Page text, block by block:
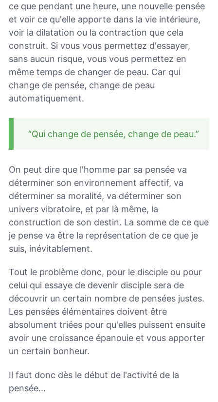
ce que pendant une heure, une nouvelle pensée
et voir ce qu'elle apporte dans la vie intérieure,
voir la dilatation ou la contraction que cela
construit. Si vous vous permettez d'essayer,
sans aucun risque, vous vous permettez en
même temps de changer de peau. Car qui
change de pensée, change de peau
automatiquement.
“Qui change de pensée, change de peau.”
On peut dire que l'homme par sa pensée va
déterminer son environnement affectif, va
déterminer sa moralité, va déterminer son
univers vibratoire, et par là même, la
construction de son destin. La somme de ce que
je pense va être la représentation de ce que je
suis, inévitablement.
Tout le problème donc, pour le disciple ou pour
celui qui essaye de devenir disciple sera de
découvrir un certain nombre de pensées justes.
Les pensées élémentaires doivent être
absolument triées pour qu'elles puissent ensuite
avoir une croissance épanouie et vous apporter
un certain bonheur.
Il faut donc dès le début de l'activité de la
pensée...